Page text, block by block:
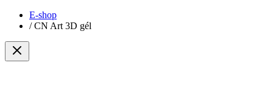
E-shop
/ CN Art 3D gél